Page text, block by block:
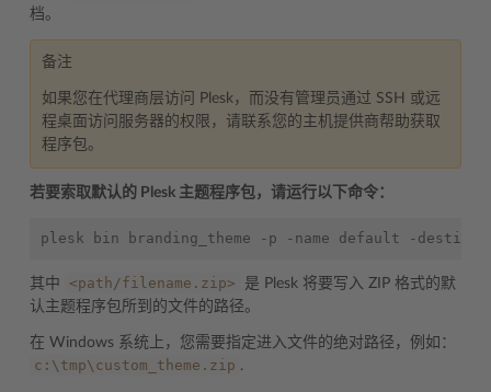
档。
备注
如果您在代理商层访问 Plesk，而没有管理员通过 SSH 或远
程桌面访问服务器的权限，请联系您的主机提供商帮助获取
程序包。
若要索取默认的 Plesk 主题程序包，请运行以下命令：
其中 <path/filename.zip>
是 Plesk 将要写入 ZIP 格式的默
认主题程序包所到的文件的路径。
在 Windows 系统上，您需要指定进入文件的绝对路径，例如：
c:\tmp\custom_theme.zip .